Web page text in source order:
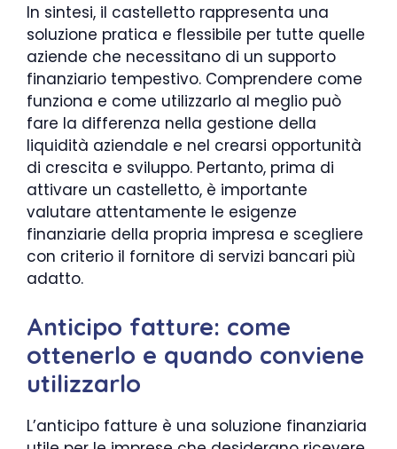
In sintesi, il castelletto rappresenta una
soluzione pratica e flessibile per tutte quelle
aziende che necessitano di un supporto
finanziario tempestivo. Comprendere come
funziona e come utilizzarlo al meglio può
fare la differenza nella gestione della
liquidità aziendale e nel crearsi opportunità
di crescita e sviluppo. Pertanto, prima di
attivare un castelletto, è importante
valutare attentamente le esigenze
finanziarie della propria impresa e scegliere
con criterio il fornitore di servizi bancari più
adatto.
Anticipo fatture: come
ottenerlo e quando conviene
utilizzarlo
L’anticipo fatture è una soluzione finanziaria